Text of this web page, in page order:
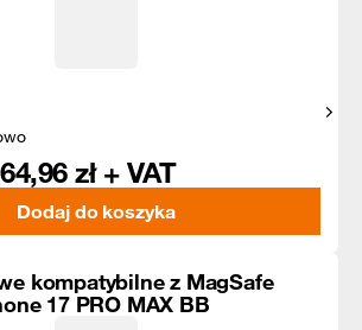
64,96 zł + VAT
Dodaj do koszyka
kompatybilne z MagSafe
17 PRO MAX BB